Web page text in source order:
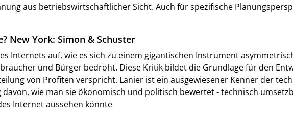
aus betriebswirtschaftlicher Sicht. Auch für spezifische
New York: Simon & Schuster
Internets auf, wie es sich zu einem gigantischen Instrument
und Bürger bedroht. Diese Kritik bildet die Grundlage für den
von Profiten verspricht. Lanier ist ein ausgewiesener Kenner der
wie man sie ökonomisch und politisch bewertet - technisch
Internet aussehen könnte